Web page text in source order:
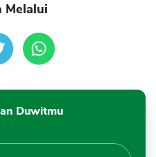
Melalui
Duwitmu